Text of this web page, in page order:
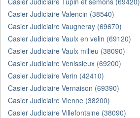
Casier Judiciaire Valencin (38540)
Casier Judiciaire Vaugneray (69670)
Casier Judiciaire Vaulx en velin (69120)
Casier Judiciaire Vaulx milieu (38090)
Casier Judiciaire Venissieux (69200)
Casier Judiciaire Verin (42410)
Casier Judiciaire Vernaison (69390)
Casier Judiciaire Vienne (38200)
Casier Judiciaire Villefontaine (38090)